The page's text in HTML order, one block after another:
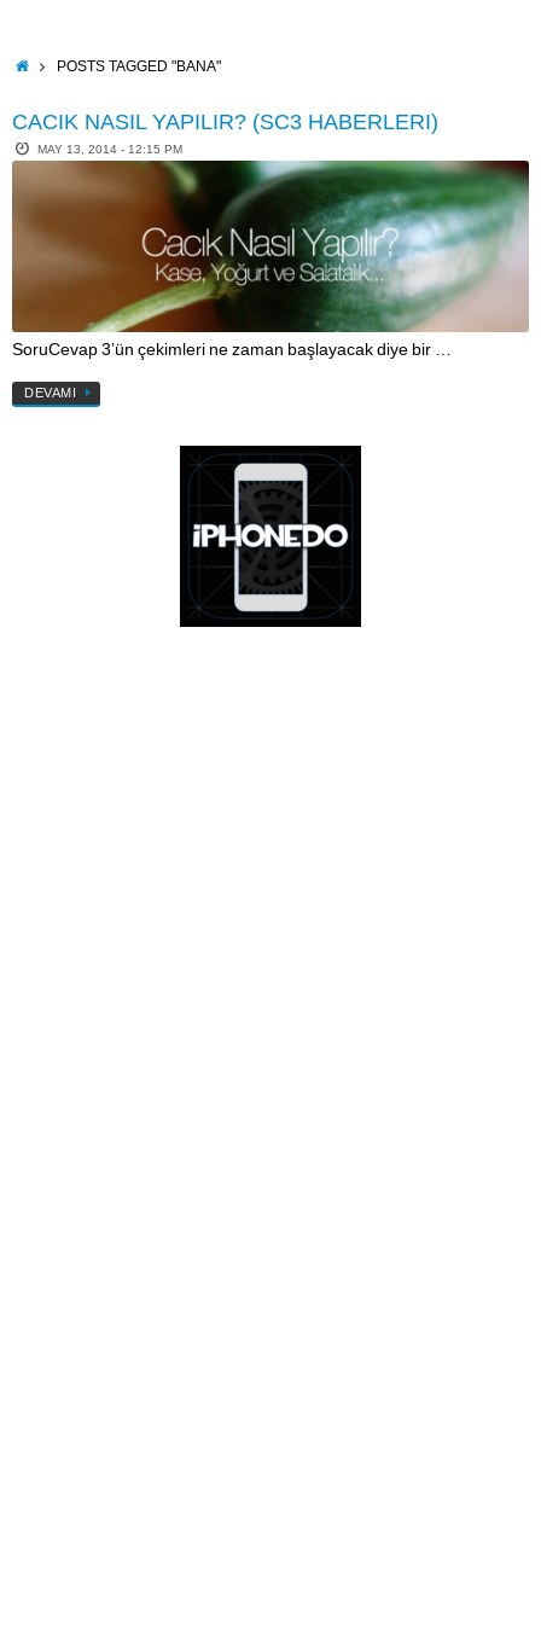
contentHOMEPOSTS TAGGED "BANA"
CACIK NASIL YAPILIR? (SC3 HABERLERI)
MAY 13, 2014 - 12:15 PM
SoruCevap 3’ün çekimleri ne zaman başlayacak diye bir …
DEVAMI